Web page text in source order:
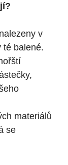
v
té balené.
materiálů
se